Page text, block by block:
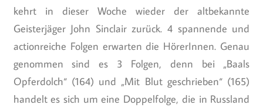
kehrt in dieser Woche wieder der altbekannte
Geisterjäger John Sinclair zurück. 4 spannende und
actionreiche Folgen erwarten die HörerInnen. Genau
genommen sind es 3 Folgen, denn bei „Baals
Opferdolch“ (164) und „Mit Blut geschrieben“ (165)
handelt es sich um eine Doppelfolge, die in Russland